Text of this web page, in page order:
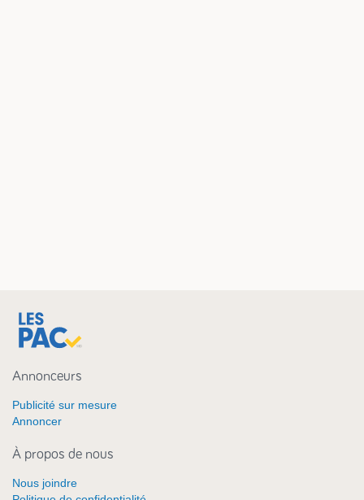
Annonceurs
Publicité sur mesure
Annoncer
À propos de nous
Nous joindre